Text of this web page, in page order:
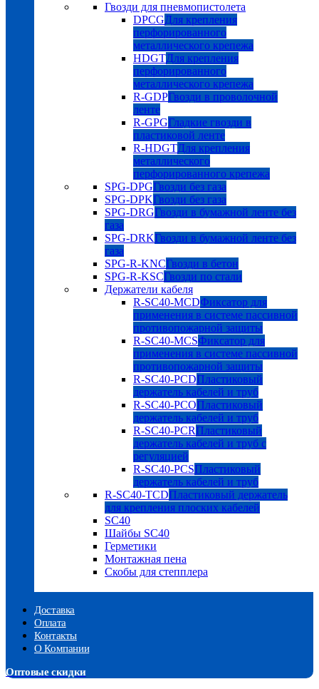
Гвозди для пневмопистолета
DPCGДля крепления
перфорированного
металлического крепежа
HDGTДля крепления
перфорированного
металлического крепежа
R-GDPГвозди в проволочной
ленте
R-GPGГладкие гвозди в
пластиковой ленте
R-HDGTДля крепления
металлического
перфорированного крепежа
SPG-DPGГвозди без газа
SPG-DPKГвозди без газа
SPG-DRGГвозди в бумажной ленте без
газа
SPG-DRKГвозди в бумажной ленте без
газа
SPG-R-KNCГвозди в бетон
SPG-R-KSCГвозди по стали
Держатели кабеля
R-SC40-MCDФиксатор для
применения в системе пассивной
противопожарной защиты
R-SC40-MCSФиксатор для
применения в системе пассивной
противопожарной защиты
R-SC40-PCDПластиковый
держатель кабелей и труб
R-SC40-PCOПластиковый
держатель кабелей и труб
R-SC40-PCRПластиковый
держатель кабелей и труб с
регуляцией
R-SC40-PCSПластиковый
держатель кабелей и труб
R-SC40-TCDПластиковый держатель
для крепления плоских кабелей
SC40
Шайбы SC40
Герметики
Монтажная пена
Скобы для степплера
Доставка
Оплата
Контакты
О Компании
Оптовые скидки